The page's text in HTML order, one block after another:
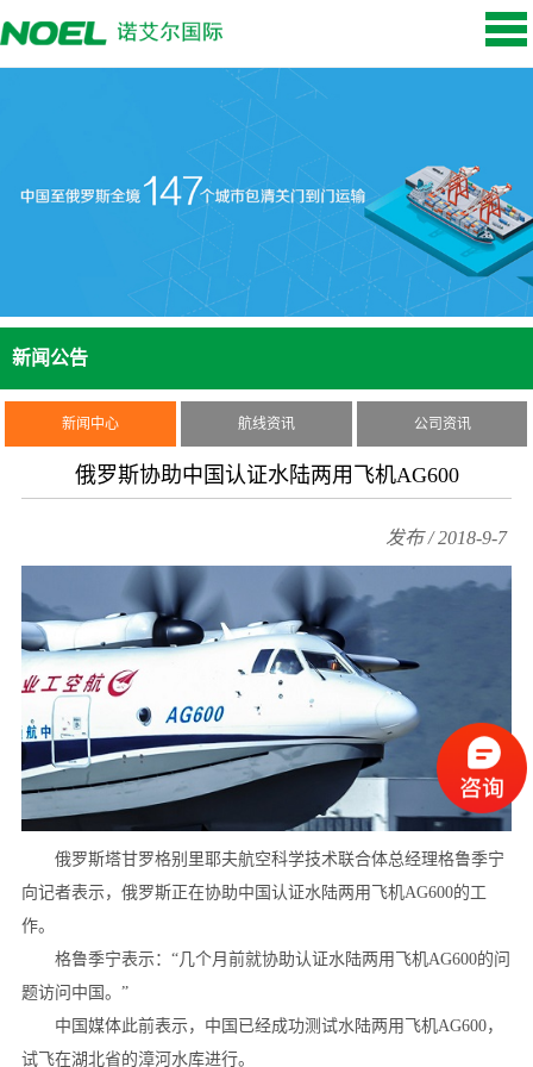
新闻公告
新闻中心 航线资讯 公司资讯
俄罗斯协助中国认证水陆两用飞机AG600
发布 / 2018-9-7
俄罗斯塔甘罗格别里耶夫航空科学技术联合体总经理格鲁季宁
向记者表示，俄罗斯正在协助中国认证水陆两用飞机AG600的工
作。
格鲁季宁表示：“几个月前就协助认证水陆两用飞机AG600的问
题访问中国。”
中国媒体此前表示，中国已经成功测试水陆两用飞机AG600，
试飞在湖北省的漳河水库进行。